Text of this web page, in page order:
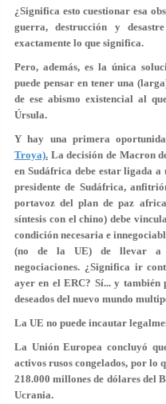
¿Significa esto cuestionar esa
guerra, destrucción y
exactamente lo que significa.
Pero, además, es la única
puede pensar en tener una
de ese abismo existencial al
Úrsula.
Y hay una primera
Troya). La decisión de Macron
en Sudáfrica debe estar ligada
presidente de Sudáfrica,
portavoz del plan de paz
síntesis con el chino) debe
condición necesaria e
(no de la UE) de llevar
negociaciones. ¿Significa ir
ayer en el ERC? Sí... y
deseados del nuevo mundo
La UE no puede incautar
La Unión Europea concluyó
activos rusos congelados, por lo
218.000 millones de dólares del
Ucrania.